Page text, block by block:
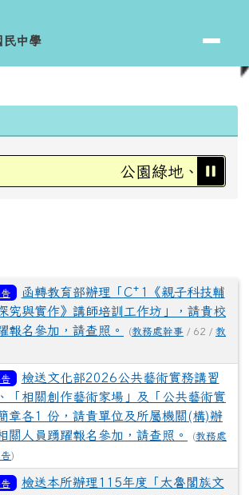
國民中學
民中學
公園綠地、運動
函轉教育部辦理「C⁺1《親子科技輔
究與實作》講師培訓工作坊」，請貴校
報名參加，請查照。
(教務處幹事 / 62 / 教
檢送文化部2026公共藝術實務講習
「相關創作藝術家場」及「公共藝術實
章各1 份，請貴單位及所屬機關(構)辦
關人員踴躍報名參加，請查照。
(教務處
)
檢送本所辦理115年度「太魯閣族文